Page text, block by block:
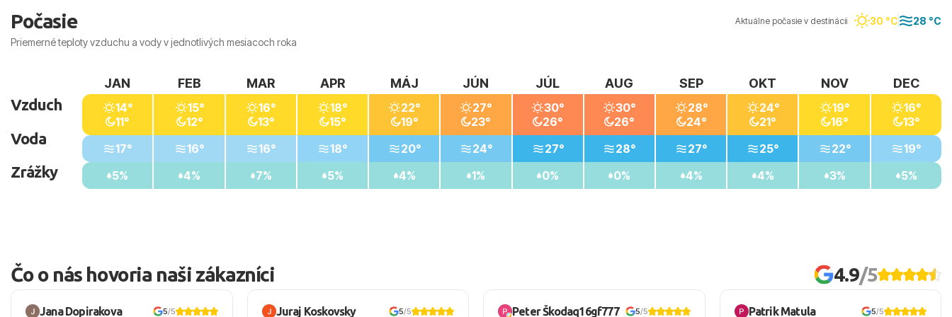
Počasie
Priemerné teploty vzduchu a vody v jednotlivých mesiacoch roka
Aktuálne počasie v destinácii 30 °C 28 °C
Vzduch
Voda
Zrážky
JAN
14°
11°
17°
5%
FEB
15°
12°
16°
4%
MAR
16°
13°
16°
7%
APR
18°
15°
18°
5%
MÁJ
22°
19°
20°
4%
JÚN
27°
23°
24°
1%
JÚL
30°
26°
27°
0%
AUG
30°
26°
28°
0%
SEP
28°
24°
27°
4%
OKT
24°
21°
25°
4%
NOV
19°
16°
22°
3%
DEC
16°
13°
19°
5%
Čo o nás hovoria naši zákazníci 4.9/5
Jana Dopirakova 5/5 Juraj Koskovsky 5/5 Peter Škodaq16gf777 5/5 Patrik Matula 5/5